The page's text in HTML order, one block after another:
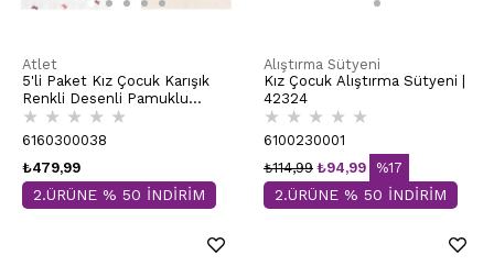
Atlet
5'li Paket Kız Çocuk Karışık
Renkli Desenli Pamuklu
Yumuşak Kalın Askılı Atlet |
41600
★ ★ ★ ★ ★
6160300038
₺479,99
2.ÜRÜNE % 50 İNDİRİM
Alıştırma Sütyeni
Kız Çocuk Alıştırma Sütyeni |
42324
★ ★ ★ ★ ★
6100230001
₺94,99
₺114,99 %17
2.ÜRÜNE % 50 İNDİRİM